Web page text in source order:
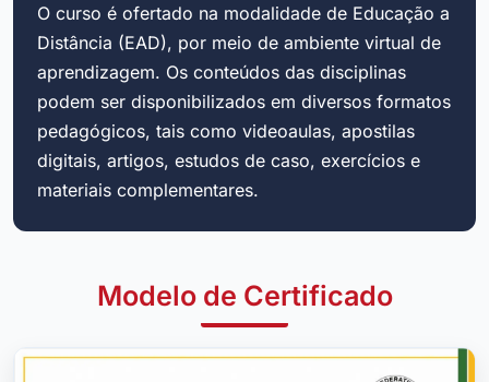
O curso é ofertado na modalidade de Educação a
Distância (EAD), por meio de ambiente virtual de
aprendizagem. Os conteúdos das disciplinas
podem ser disponibilizados em diversos formatos
pedagógicos, tais como videoaulas, apostilas
digitais, artigos, estudos de caso, exercícios e
materiais complementares.
Modelo de Certificado